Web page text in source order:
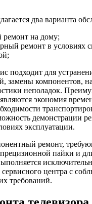
два варианта
ремонт на дому;
ремонт в условиях
подходит для
замены компонентов,
неполадок.
экономия
демонстрации
эксплуатации.
ремонт,
пайки и
центра с
требований.